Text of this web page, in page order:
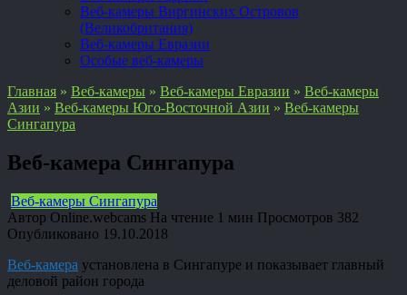
Веб-камеры Виргинских Островов
(Великобритания)
Веб-камеры Евразии
Особые веб-камеры
Главная » Веб-камеры » Веб-камеры Евразии » Веб-камеры
Азии » Веб-камеры Юго-Восточной Азии » Веб-камеры
Сингапура
Веб-камера Сингапура
Веб-камеры Сингапура
Автор Online.webcams На чтение 1 мин Просмотров 382
Опубликовано 19.10.2018
Веб-камера установлена в Сингапуре и показывает главный
деловой район города